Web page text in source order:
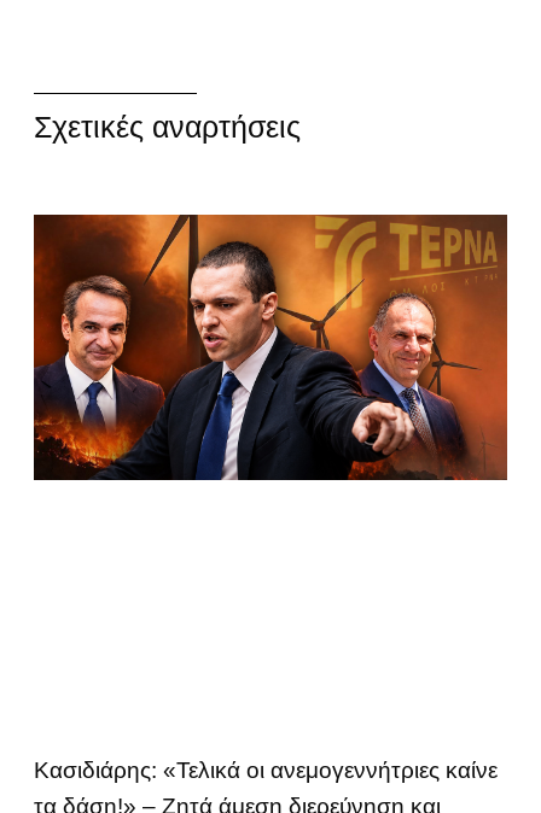
Σχετικές αναρτήσεις
Κασιδιάρης: «Τελικά οι ανεμογεννήτριες καίνε
τα δάση!» – Ζητά άμεση διερεύνηση και